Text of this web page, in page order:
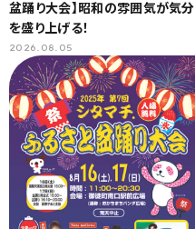
盆踊り大会】昭和の雰囲気が気分
を盛り上げる！
2026.08.05